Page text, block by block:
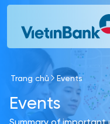
Skip to Main Content
Trang chủ Events
Events
Summary of